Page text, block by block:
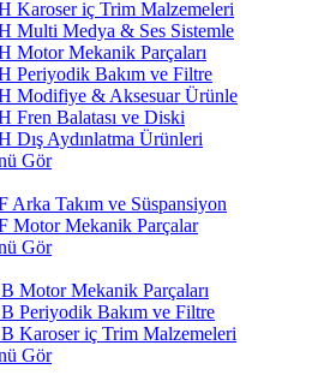
Karoser iç Trim Malzemeleri
Multi Medya & Ses Sistemle
Motor Mekanik Parçaları
Periyodik Bakım ve Filtre
Modifiye & Aksesuar Ürünle
Fren Balatası ve Diski
Dış Aydınlatma Ürünleri
Gör
Arka Takım ve Süspansiyon
Motor Mekanik Parçalar
Gör
Motor Mekanik Parçaları
Periyodik Bakım ve Filtre
Karoser iç Trim Malzemeleri
Gör